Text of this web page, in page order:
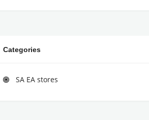
Categories
SA EA stores